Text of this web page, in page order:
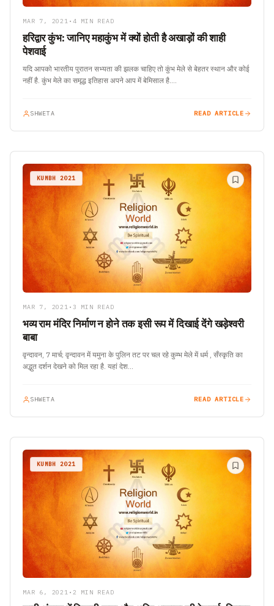
MAR 7, 2021 • 4 MIN READ
हरिद्वार कुंभ: जानिए महाकुंभ में क्यों होती है अखाड़ों की शाही
पेशवाई
यदि आपको भारतीय पुरातन सभ्यता की झलक चाहिए तो कुंभ मेले से बेहतर स्थान और कोई
नहीं है. कुंभ मेले का समृद्ध इतिहास अपने आप में बेमिसाल है.…
SHWETA READ ARTICLE
KUMBH 2021
MAR 7, 2021 • 3 MIN READ
भव्य राम मंदिर निर्माण न होने तक इसी रूप में दिखाई देंगे खड़ेश्वरी
बाबा
वृन्दावन, 7 मार्च; वृन्दावन में यमुना के पुलिन तट पर चल रहे कुम्भ मेले में धर्म , सँस्कृति का
अद्भुत दर्शन देखने को मिल रहा है. यहां देश…
SHWETA READ ARTICLE
KUMBH 2021
MAR 6, 2021 • 2 MIN READ